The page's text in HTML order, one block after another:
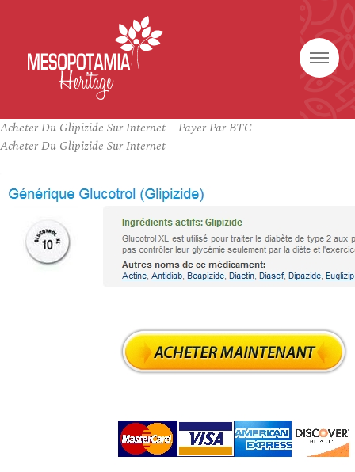
Acheter Du Glipizide Sur Internet – Payer Par BTC
Acheter Du Glipizide Sur Internet